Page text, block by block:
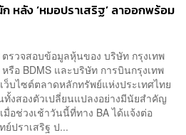
หลัง ‘หมอปราเสริฐ’ ลาออกพร้อม
ตรวจสอบข้อมูลหุ้นของ บริษัท กรุงเทพ
รือ BDMS และบริษัท การบินกรุงเทพ
ว็บไซต์ตลาดหลักทรัพย์แห่งประเทศไทย
ทั้งสองตัวเปลี่ยนแปลงอย่างมีนัยสำคัญ
มื่อช่วงเช้าวันนี้ที่ทาง BA ได้แจ้งต่อ
ปราเสริฐ ป...